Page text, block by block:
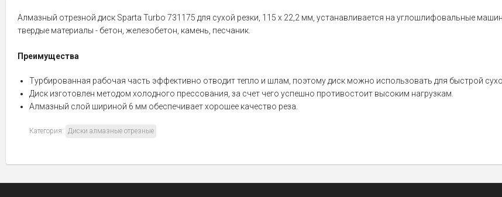
Алмазный отрезной диск Sparta Turbo 731175 для сухой резки, 115 х 22,2 мм, устанавливается на углошлифовальные
твердые материалы - бетон, железобетон, камень, песчаник.
Преимущества
Турбированная рабочая часть эффективно отводит тепло и шлам, поэтому диск можно использовать для быстрой
Диск изготовлен методом холодного прессования, за счет чего успешно противостоит высоким нагрузкам.
Алмазный слой шириной 6 мм обеспечивает хорошее качество реза.
Категория: Диски алмазные отрезные